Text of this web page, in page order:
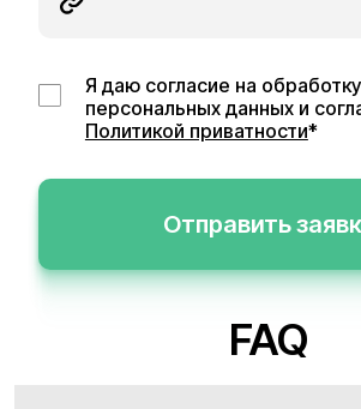
Я даю согласие на обработку
персональных данных и
Политикой приватности*
Отправить
FAQ